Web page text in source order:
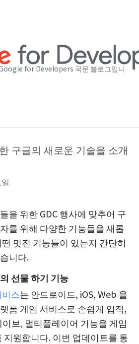
for Developers 국문 블로그입니
구글의 새로운 기술을 소개
을 위한 GDC 행사에 맞추어 구
를 위해 다양한 기능들을 새롭
멋진 기능들이 있는지 간단히
니다.
선물 하기 기능
스는 안드로이드, iOS, Web 을
폼 게임 서비스로 손쉽게 업적,
브, 멀티플레이어 기능을 게임
지원합니다. 이번 업데이트를 통